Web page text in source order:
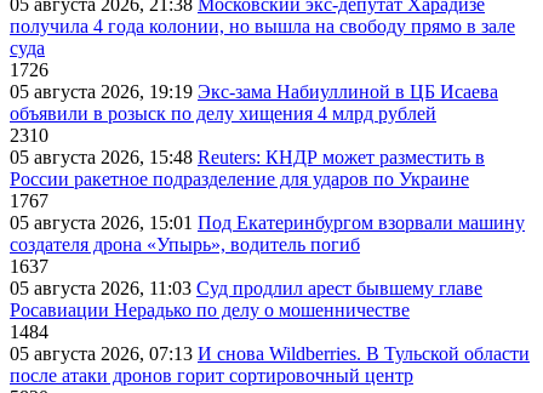
05 августа 2026, 21:38 Московский экс-депутат Харадизе
получила 4 года колонии, но вышла на свободу прямо в зале
суда
1726
05 августа 2026, 19:19 Экс-зама Набиуллиной в ЦБ Исаева
объявили в розыск по делу хищения 4 млрд рублей
2310
05 августа 2026, 15:48 Reuters: КНДР может разместить в
России ракетное подразделение для ударов по Украине
1767
05 августа 2026, 15:01 Под Екатеринбургом взорвали машину
создателя дрона «Упырь», водитель погиб
1637
05 августа 2026, 11:03 Суд продлил арест бывшему главе
Росавиации Нерадько по делу о мошенничестве
1484
05 августа 2026, 07:13 И снова Wildberries. В Тульской области
после атаки дронов горит сортировочный центр